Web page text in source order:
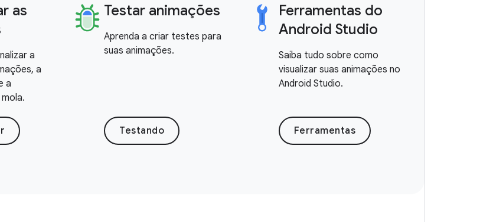
as
a
a
a
Testar animações
Aprenda a criar testes para
suas animações.
Testando
Ferramentas do
Android Studio
Saiba tudo sobre como
visualizar suas animações no
Android Studio.
Ferramentas